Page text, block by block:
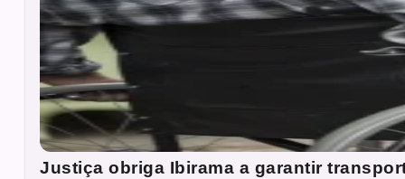
Justiça obriga Ibirama a garantir